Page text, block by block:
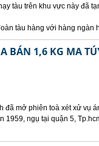
tàu trên khu vực này đã
tàu hàng với hàng
BÁN 1,6 KG MA
đã mở phiên toà xét xử vụ
1959, ngụ tại quận 5,